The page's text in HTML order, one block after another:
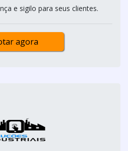
e sigilo para seus clientes.
agora